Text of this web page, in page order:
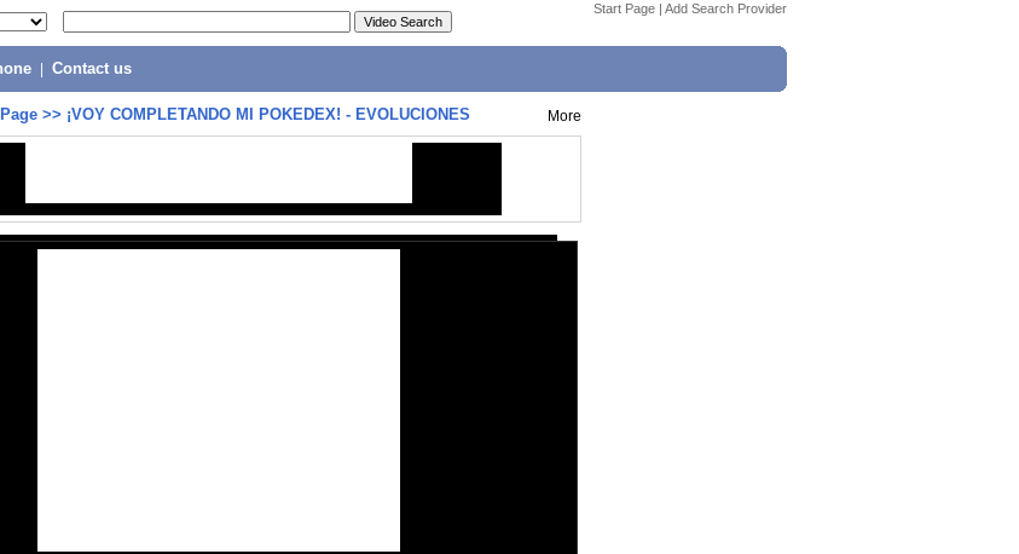
Start Page | Add Search Provider
Contact us
>> ¡VOY COMPLETANDO MI POKEDEX! - EVOLUCIONES More